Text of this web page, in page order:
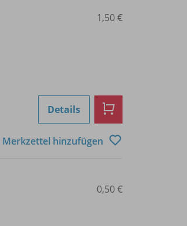
1,50 €
Details
Merkzettel hinzufügen
0,50 €